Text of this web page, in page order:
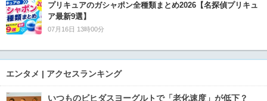
プリキュアのガシャポン全種類まとめ2026【名探偵プリキュ
ア最新9選】
07月16日 13時00分
エンタメ | アクセスランキング
いつものビヒダスヨーグルトで「老化速度」が低下？